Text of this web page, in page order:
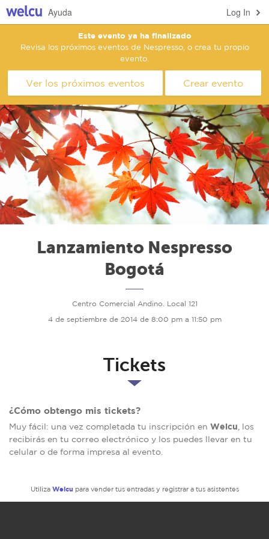
Log In
Ayuda
Este evento ya ha finalizado
Revisa los próximos eventos de Nespresso, o crea tu propio
evento.
Ver los próximos eventos Crear evento
Lanzamiento Nespresso
Bogotá
Centro Comercial Andino. Local 121
4 de septiembre de 2014 de 8:00 pm a 11:50 pm
Tickets
¿Cómo obtengo mis tickets?
Muy fácil: una vez completada tu inscripción en Welcu , los
recibirás en tu correo electrónico y los puedes llevar en tu
celular o de forma impresa al evento.
Utiliza Welcu para vender tus entradas y registrar a tus asistentes